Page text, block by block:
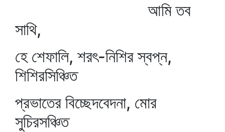
আমি তব
সাথি,
হে শেফালি, শরৎ-নিশির স্বপ্ন,
শিশিরসিঞ্চিত
প্রভাতের বিচ্ছেদবেদনা, মোর
সুচিরসঞ্চিত